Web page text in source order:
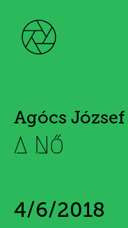
Agócs József
A Nő
4/6/2018